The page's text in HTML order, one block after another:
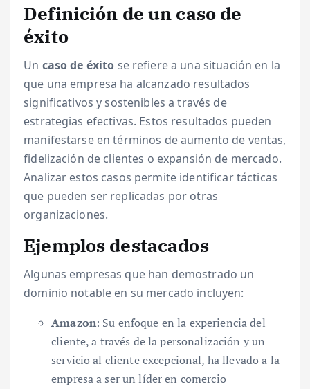
Definición de un caso de
éxito
Un caso de éxito se refiere a una situación en la
que una empresa ha alcanzado resultados
significativos y sostenibles a través de
estrategias efectivas. Estos resultados pueden
manifestarse en términos de aumento de ventas,
fidelización de clientes o expansión de mercado.
Analizar estos casos permite identificar tácticas
que pueden ser replicadas por otras
organizaciones.
Ejemplos destacados
Algunas empresas que han demostrado un
dominio notable en su mercado incluyen:
Amazon: Su enfoque en la experiencia del
cliente, a través de la personalización y un
servicio al cliente excepcional, ha llevado a la
empresa a ser un líder en comercio